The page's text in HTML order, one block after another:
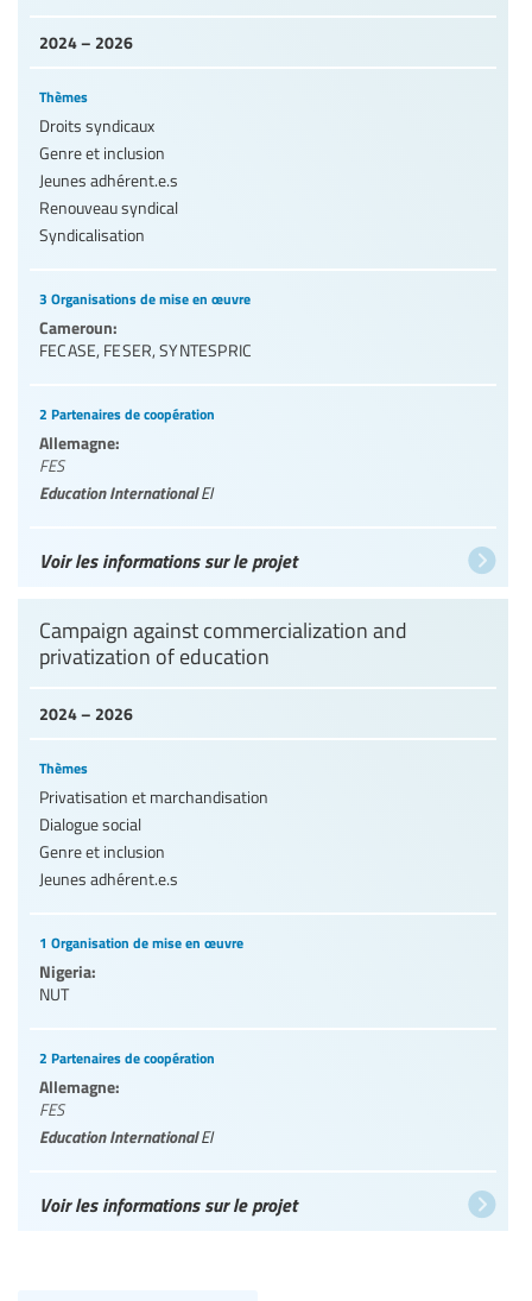
2024 – 2026
Thèmes
Droits syndicaux
Genre et inclusion
Jeunes adhérent.e.s
Renouveau syndical
Syndicalisation
3 Organisations de mise en œuvre
Cameroun:
FECASE, FESER,SYNTESPRIC
2 Partenaires de coopération
Allemagne:
FES
Education InternationalEI
Voir les informations sur le projet
2024 – 2026
Campaign against commercialization and
privatization of education
Thèmes
Privatisation et marchandisation
Dialogue social
Genre et inclusion
Jeunes adhérent.e.s
1 Organisation de mise en œuvre
Nigeria:
NUT
2 Partenaires de coopération
Allemagne:
FES
Education InternationalEI
Voir les informations sur le projet